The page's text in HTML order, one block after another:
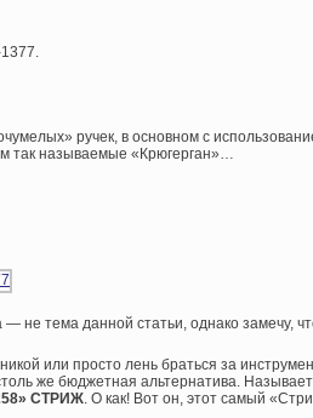
ручек, в основном с
так называемые «Крюгерган»…
— не тема данной статьи, однако замечу,
или просто лень браться за
же бюджетная альтернатива.
СТРИЖ . О как! Вот он, этот самый